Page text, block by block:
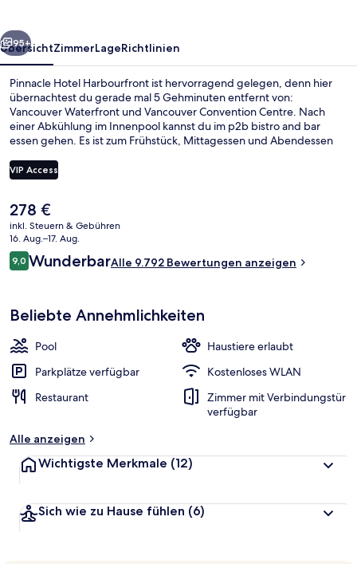
Weiter
95+
ÜbersichtZimmerLageRichtlinien
Pinnacle Hotel Harbourfront ist hervorragend gelegen, denn hier
übernachtest du gerade mal 5 Gehminuten entfernt von:
Vancouver Waterfront und Vancouver Convention Centre. Nach
einer Abkühlung im Innenpool kannst du im p2b bistro and bar
essen gehen. Es ist zum Frühstück, Mittagessen und Abendessen
Fitnessmöglichkeiten und ein Whirlpool. Andere Reisende schätzen
die zentrale Lage für die Möglichkeiten zum Sightseeing und die
ist 7 Gehminuten und die S-Bahn-Station Waterfront ist 9
Gehminuten entfernt.
VIP Access
Der
aktuelle
Preis
beträgt
278 €.
278 €
inkl. Steuern & Gebühren
16. Aug.–17. Aug.
Bewertungen
9,09,0 von 10.
WunderbarAlle 9.792 Bewertungen anzeigen
Beliebte Annehmlichkeiten
Pool
Haustiere erlaubt
Parkplätze verfügbar
Kostenloses WLAN
Restaurant
Zimmer mit Verbindungstür
verfügbar
Alle anzeigen
Wichtigste Merkmale (12)
Sich wie zu Hause fühlen (6)